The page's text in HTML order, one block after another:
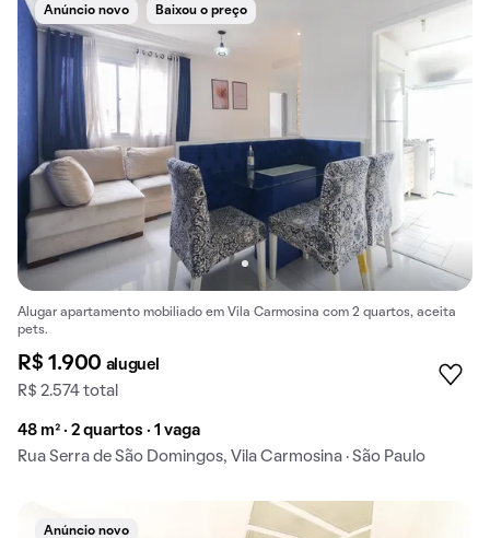
Anúncio novo Baixou o preço
Alugar apartamento mobiliado em Vila Carmosina com 2 quartos, aceita
pets.
R$ 1.900 aluguel
R$ 2.574 total
48 m² · 2 quartos · 1 vaga
Rua Serra de São Domingos, Vila Carmosina · São Paulo
Anúncio novo